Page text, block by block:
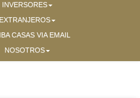
INVERSORES
EXTRANJEROS
CASAS VIA EMAIL
NOSOTROS